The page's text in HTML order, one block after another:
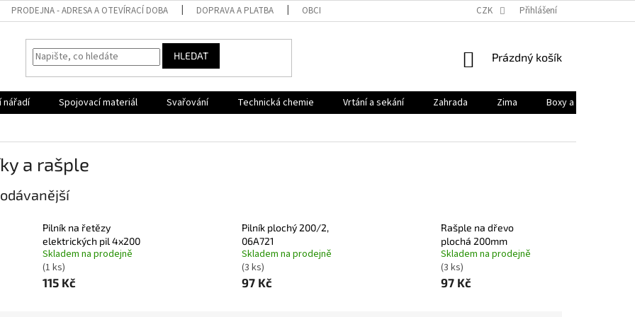
PRODEJNA - ADRESA A OTEVÍRACÍ DOBA DOPRAVA A PLATBA OBCHODNÍ PODMÍNKY PODMÍNKY OCHRANY OSOBNÍCH ÚDAJŮ
CZK Přihlášení
HLEDAT
NÁKUPNÍ
Prázdný košík
nářadí Spojovací materiál Svařování Technická chemie Vrtání a sekání Zahrada Zima Boxy a brašny
a rašple
Pilník na řetězy
elektrických pil 4x200
Skladem na prodejně
(1 ks)
115 Kč
Pilník plochý 200/2,
06A721
Skladem na prodejně
(3 ks)
97 Kč
Rašple na dřevo
plochá 200mm
Skladem na prodejně
(3 ks)
97 Kč